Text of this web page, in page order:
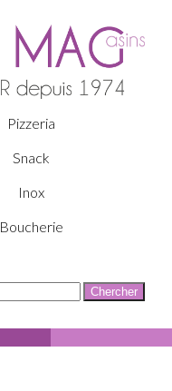
Pizzeria
Snack
Inox
Boucherie